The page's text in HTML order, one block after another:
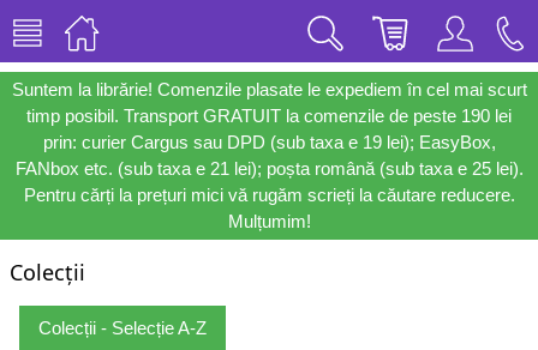
Suntem la librărie! Comenzile plasate le expediem în cel mai scurt
timp posibil. Transport GRATUIT la comenzile de peste 190 lei
prin: curier Cargus sau DPD (sub taxa e 19 lei); EasyBox,
FANbox etc. (sub taxa e 21 lei); poșta română (sub taxa e 25 lei).
Pentru cărți la prețuri mici vă rugăm scrieți la căutare reducere.
Mulțumim!
Colecții
Colecții - Selecție A-Z